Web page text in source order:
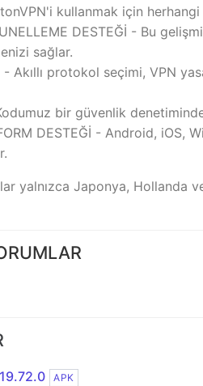
kullanmak için
DESTEĞİ - Bu
sağlar.
Akıllı protokol seçimi, VPN
bir güvenlik
DESTEĞİ - Android, iOS,
yalnızca Japonya, Hollanda
APK